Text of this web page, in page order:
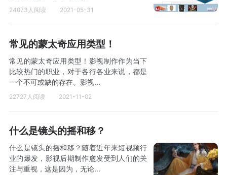
24073人阅读 2021-05-31
常见的蒙太奇应用类型！
常见的蒙太奇应用类型！影视制作作为当下
比较热门的职业，对于各行各业来说，都是
一个不可或缺的存在。影视...
22727人阅读 2021-11-02
什么是镜头的摇和移？
什么是镜头的摇和移？随着近年来短视频行
业的爆发，影视后期制作愈发受到人们的关
注与重视，这是因为，无论...